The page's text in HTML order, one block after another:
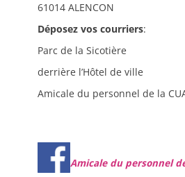
61014 ALENCON
Déposez vos courriers:
Parc de la Sicotière
derrière l’Hôtel de ville
Amicale du personnel de la
Amicale du personnel